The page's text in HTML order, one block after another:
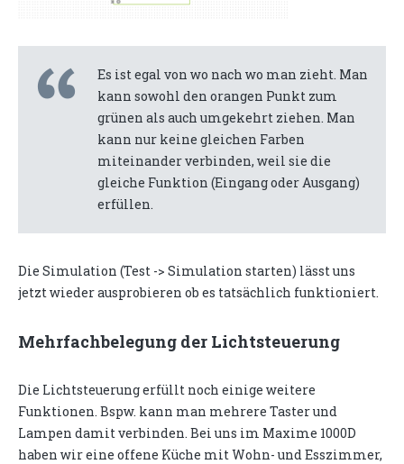
Es ist egal von wo nach wo man zieht. Man
kann sowohl den orangen Punkt zum
grünen als auch umgekehrt ziehen. Man
kann nur keine gleichen Farben
miteinander verbinden, weil sie die
gleiche Funktion (Eingang oder Ausgang)
erfüllen.
Die Simulation (Test -> Simulation starten) lässt uns
jetzt wieder ausprobieren ob es tatsächlich funktioniert.
Mehrfachbelegung der Lichtsteuerung
Die Lichtsteuerung erfüllt noch einige weitere
Funktionen. Bspw. kann man mehrere Taster und
Lampen damit verbinden. Bei uns im Maxime 1000D
haben wir eine offene Küche mit Wohn- und Esszimmer,